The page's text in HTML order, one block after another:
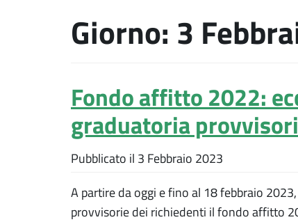
Giorno: 3
Fondo affitto 2022:
graduatoria
Pubblicato il 3 Febbraio 2023
A partire da oggi e fino al 18 febbraio
provvisorie dei richiedenti il fondo affitto